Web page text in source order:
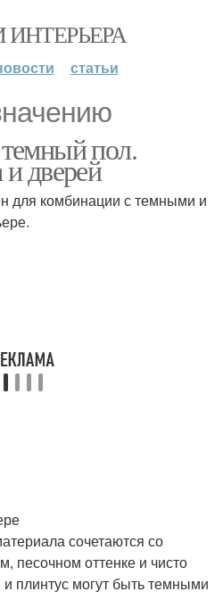
статьи
пол.
дверей
для комбинации с темными и
сочетаются со
песочном оттенке и чисто
плинтус могут быть темными